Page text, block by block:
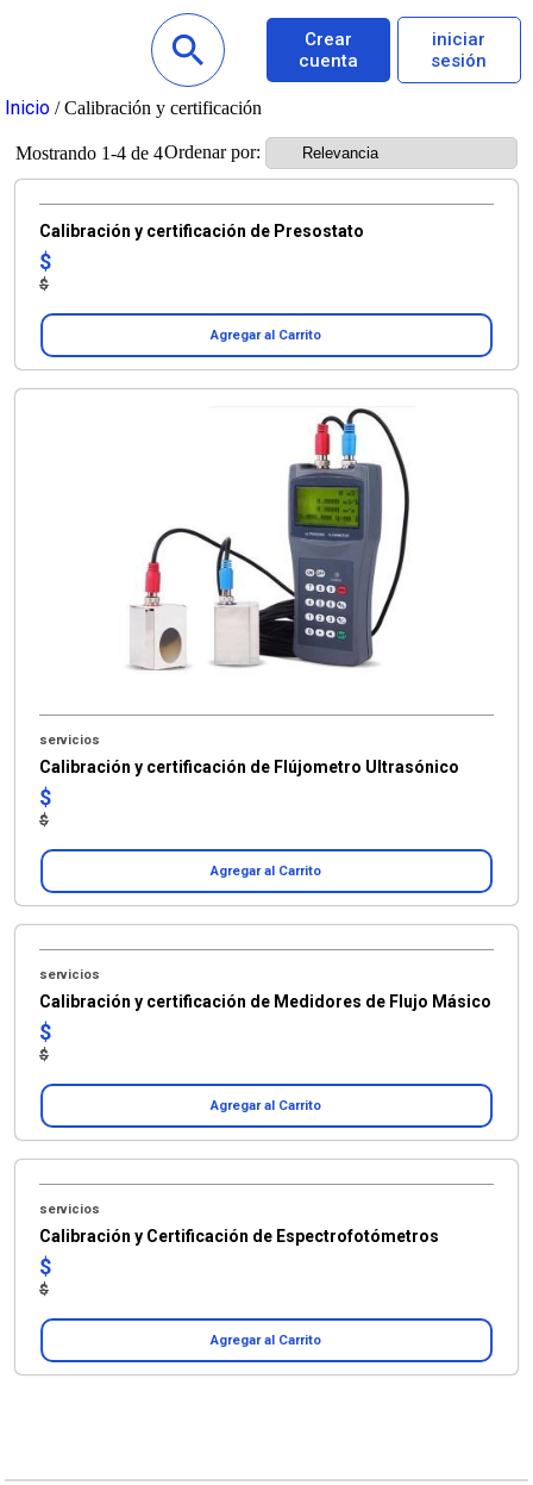
Crear
cuenta
iniciar
sesión
Inicio / Calibración y certificación
Mostrando 1-4 de 4Ordenar por:
Calibración y certificación de Presostato
$
$
Agregar al Carrito
servicios
Calibración y certificación de Flújometro Ultrasónico
$
$
Agregar al Carrito
servicios
Calibración y certificación de Medidores de Flujo Másico
$
$
Agregar al Carrito
servicios
Calibración y Certificación de Espectrofotómetros
$
$
Agregar al Carrito